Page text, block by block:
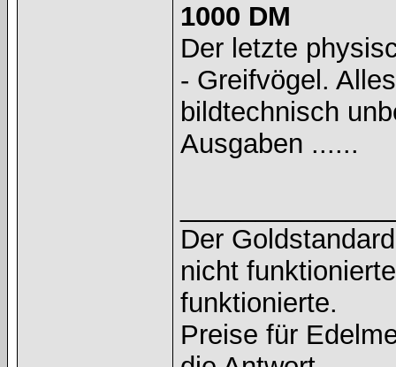
1000 DM
Der letzte
- Greifvögel.
bildtechnisch
Ausgaben ......
Der
nicht
funktionierte.
Preise für